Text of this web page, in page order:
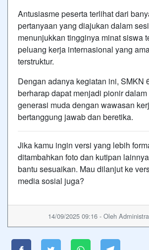
Antusiasme peserta terlihat dari
pertanyaan yang diajukan dalam
menunjukkan tingginya minat siswa
peluang kerja internasional yang
terstruktur.
Dengan adanya kegiatan ini, SMKN
berharap dapat menjadi pionir
generasi muda dengan wawasan
bertanggung jawab dan beretika.
Jika kamu ingin versi yang lebih
ditambahkan foto dan kutipan
bantu sesuaikan. Mau dilanjut ke
media sosial juga?
14/09/2025 09:16 - Oleh